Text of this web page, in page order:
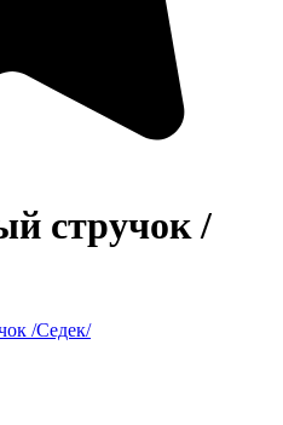
стручок /